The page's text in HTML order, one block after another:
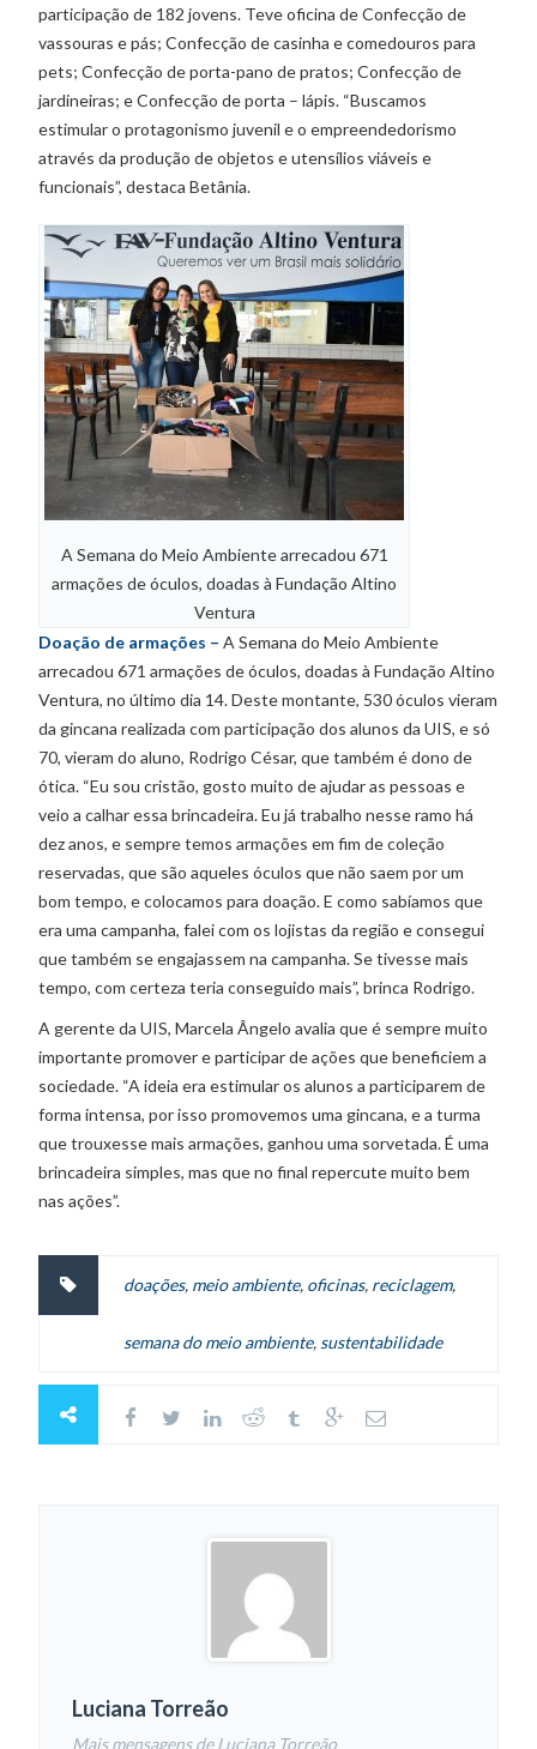
participação de 182 jovens. Teve oficina de Confecção de
vassouras e pás; Confecção de casinha e comedouros para
pets; Confecção de porta-pano de pratos; Confecção de
jardineiras; e Confecção de porta – lápis. “Buscamos
estimular o protagonismo juvenil e o empreendedorismo
através da produção de objetos e utensílios viáveis e
funcionais”, destaca Betânia.
A Semana do Meio Ambiente arrecadou 671
armações de óculos, doadas à Fundação Altino
Ventura
Doação de armações – A Semana do Meio Ambiente
arrecadou 671 armações de óculos, doadas à Fundação Altino
Ventura, no último dia 14. Deste montante, 530 óculos vieram
da gincana realizada com participação dos alunos da UIS, e só
70, vieram do aluno, Rodrigo César, que também é dono de
ótica. “Eu sou cristão, gosto muito de ajudar as pessoas e
veio a calhar essa brincadeira. Eu já trabalho nesse ramo há
dez anos, e sempre temos armações em fim de coleção
reservadas, que são aqueles óculos que não saem por um
bom tempo, e colocamos para doação. E como sabíamos que
era uma campanha, falei com os lojistas da região e consegui
que também se engajassem na campanha. Se tivesse mais
tempo, com certeza teria conseguido mais”, brinca Rodrigo.
A gerente da UIS, Marcela Ângelo avalia que é sempre muito
importante promover e participar de ações que beneficiem a
sociedade. “A ideia era estimular os alunos a participarem de
forma intensa, por isso promovemos uma gincana, e a turma
que trouxesse mais armações, ganhou uma sorvetada. É uma
brincadeira simples, mas que no final repercute muito bem
nas ações”.
doações, meio ambiente, oficinas, reciclagem,
semana do meio ambiente,sustentabilidade
Luciana Torreão
Mais mensagens de Luciana Torreão